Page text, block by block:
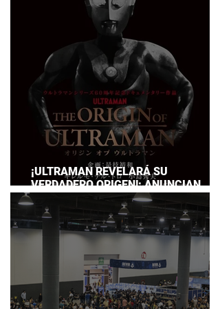
¡ULTRAMAN REVELARÁ SU
VERDADERO ORIGEN!: ANUNCIAN
DOCUMENTAL POR EL 60
ANIVERSARIO DE LA FRANQUICIA